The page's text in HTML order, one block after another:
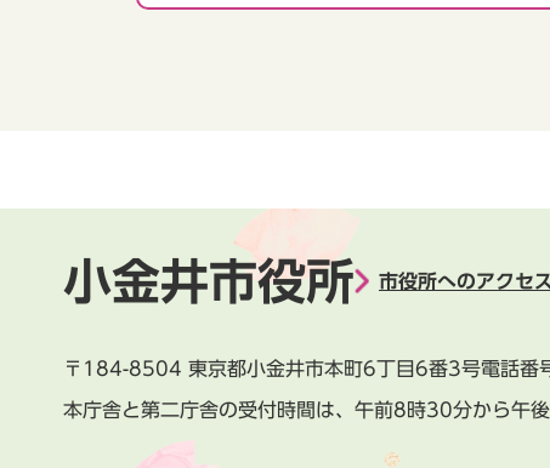
小金井市役所 市役所へのアクセス
〒184-8504 東京都小金井市本町6丁目6番3号電話番
本庁舎と第二庁舎の受付時間は、 午前8時30分から午